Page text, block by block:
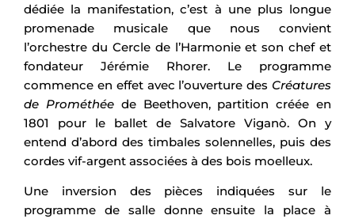
dédiée la manifestation, c’est à une plus longue
promenade musicale que nous convient
l’orchestre du Cercle de l’Harmonie et son chef et
fondateur Jérémie Rhorer. Le programme
commence en effet avec l’ouverture des Créatures
de Prométhéede Beethoven, partition créée en
1801 pour le ballet de Salvatore Viganò. On y
entend d’abord des timbales solennelles, puis des
cordes vif-argent associées à des bois moelleux.
Une inversion des pièces indiquées sur le
programme de salle donne ensuite la place à